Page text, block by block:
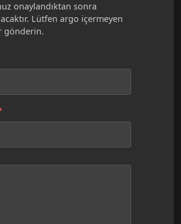
onaylandıktan sonra
Lütfen argo içermeyen
gönderin.